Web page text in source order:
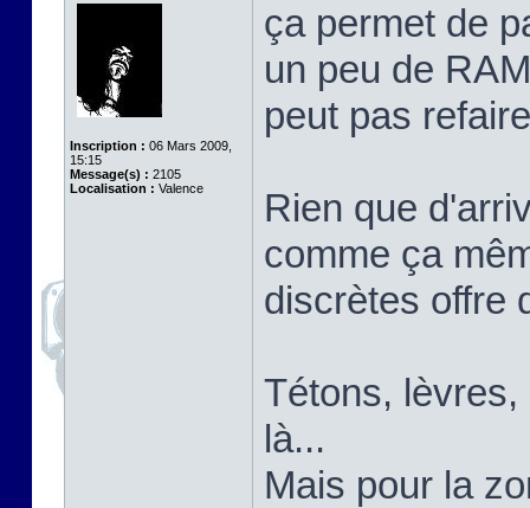
Inscription : 06 Mars 2009,
15:15
Message(s) : 2105
Localisation : Valence
ça permet de
un peu de
peut pas
Rien que
comme ça
discrètes offre
Tétons,
là...
Mais pour la